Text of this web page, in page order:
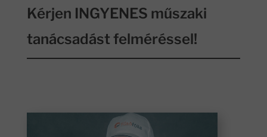
Kérjen INGYENES műszaki
tanácsadást felméréssel!